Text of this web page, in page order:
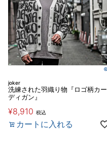
joker
洗練された羽織り物『ロゴ柄カー
ディガン』
¥8,910 税込
カートに入れる